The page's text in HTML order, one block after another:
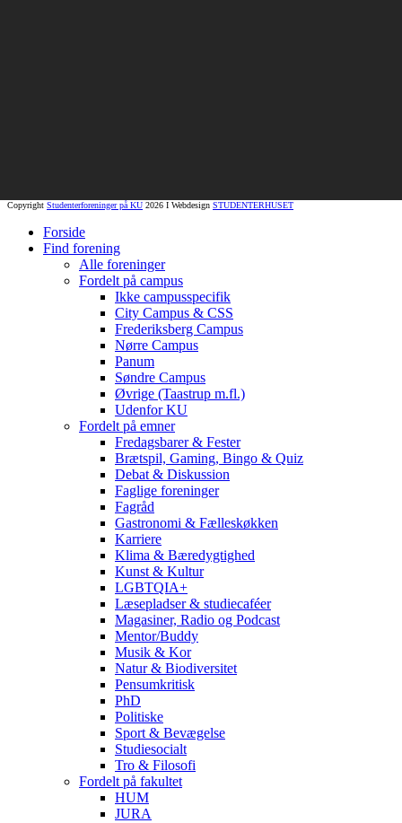
Copyright Studenterforeninger på KU 2026 I Webdesign STUDENTERHUSET
Forside
Find forening
Alle foreninger
Fordelt på campus
Ikke campusspecifik
City Campus & CSS
Frederiksberg Campus
Nørre Campus
Panum
Søndre Campus
Øvrige (Taastrup m.fl.)
Udenfor KU
Fordelt på emner
Fredagsbarer & Fester
Brætspil, Gaming, Bingo & Quiz
Debat & Diskussion
Faglige foreninger
Fagråd
Gastronomi & Fælleskøkken
Karriere
Klima & Bæredygtighed
Kunst & Kultur
LGBTQIA+
Læsepladser & studiecaféer
Magasiner, Radio og Podcast
Mentor/Buddy
Musik & Kor
Natur & Biodiversitet
Pensumkritisk
PhD
Politiske
Sport & Bevægelse
Studiesocialt
Tro & Filosofi
Fordelt på fakultet
HUM
JURA